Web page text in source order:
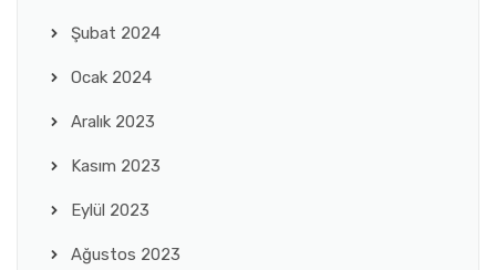
Şubat 2024
Ocak 2024
Aralık 2023
Kasım 2023
Eylül 2023
Ağustos 2023